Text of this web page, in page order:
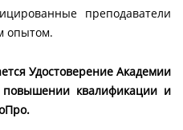
преподаватели
опытом.
Удостоверение Академии
квалификации и